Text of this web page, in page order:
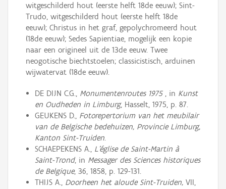
witgeschilderd hout (eerste helft 18de eeuw); Sint-
Trudo, witgeschilderd hout (eerste helft 18de
eeuw); Christus in het graf, gepolychromeerd hout
(18de eeuw); Sedes Sapientiae, mogelijk een kopie
naar een origineel uit de 13de eeuw. Twee
neogotische biechtstoelen; classicistisch, arduinen
wijwatervat (18de eeuw).
DE DIJN C.G.,Monumentenroutes 1975 , in Kunst
en Oudheden in Limburg, Hasselt, 1975, p. 87.
GEUKENS D.,Fotorepertorium van het meubilair
van de Belgische bedehuizen, Provincie Limburg,
Kanton Sint-Truiden.
SCHAEPEKENS A., L'église de Saint-Martin à
Saint-Trond, in Messager des Sciences historiques
de Belgique, 36, 1858, p. 129-131.
THIJS A., Doorheen het aloude Sint-Truiden,VII,